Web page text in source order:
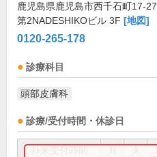
鹿児島県鹿児島市西千石町17-27
第2NADESHIKOビル 3F [地図]
0120-265-178
診療科目
頭部皮膚科
診療/受付時間・休診日